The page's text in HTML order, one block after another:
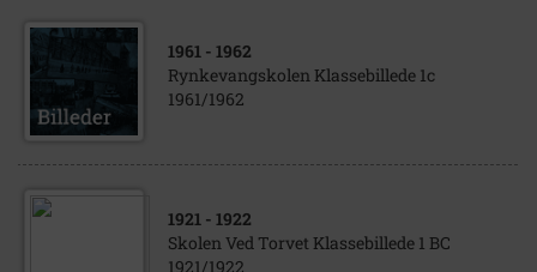
1961 - 1962
Rynkevangskolen Klassebillede 1c
1961/1962
1921 - 1922
Skolen Ved Torvet Klassebillede 1 BC
1921/1922